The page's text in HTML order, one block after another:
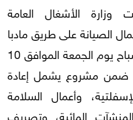
وزارة الأشغال العامة
الصيانة على طريق مادبا
الغربي اعتبارًا من صباح يوم الجمعة الموافق 10
وذلك ضمن مشروع يشمل إعادة
وأعمال السلامة
المائية، وتصريف